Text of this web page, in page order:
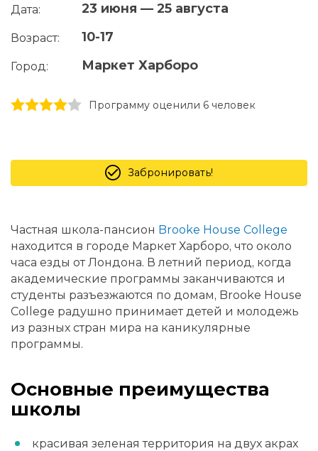
Дата: 23 июня — 25 августа
Возраст: 10-17
Город: Маркет Харборо
5 stars
4 stars
3 stars
2 stars
1 stars Программу оценили 6 человек
Забронировать!
Частная школа-пансион Brooke House College
находится в городе Маркет Харборо, что около
часа езды от Лондона. В летний период, когда
академические программы заканчиваются и
студенты разъезжаются по домам, Brooke House
College радушно принимает детей и молодежь
из разных стран мира на каникулярные
программы.
Основные преимущества
школы
красивая зеленая территория на двух акрах